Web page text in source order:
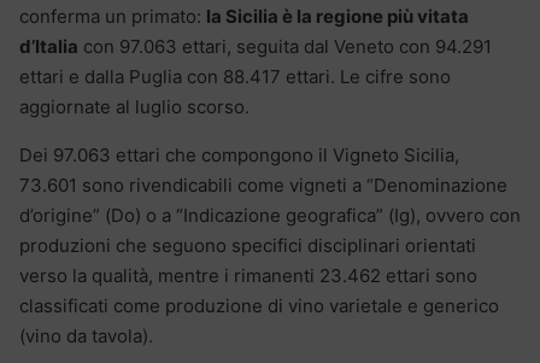
conferma un primato: la Sicilia è la regione più vitata
d’Italia con 97.063 ettari, seguita dal Veneto con 94.291
ettari e dalla Puglia con 88.417 ettari. Le cifre sono
aggiornate al luglio scorso.
Dei 97.063 ettari che compongono il Vigneto Sicilia,
73.601 sono rivendicabili come vigneti a “Denominazione
d’origine” (Do) o a “Indicazione geografica” (Ig), ovvero con
produzioni che seguono specifici disciplinari orientati
verso la qualità, mentre i rimanenti 23.462 ettari sono
classificati come produzione di vino varietale e generico
(vino da tavola).